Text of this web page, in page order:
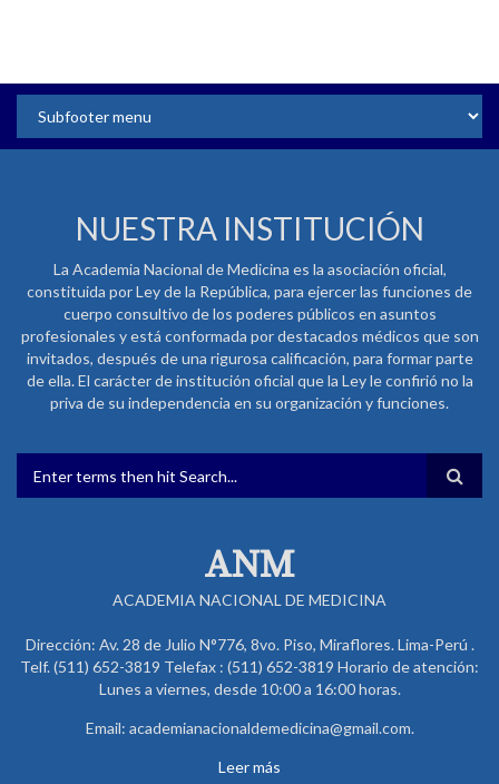
NUESTRA INSTITUCIÓN
La Academia Nacional de Medicina es la asociación oficial,
constituida por Ley de la República, para ejercer las funciones de
cuerpo consultivo de los poderes públicos en asuntos
profesionales y está conformada por destacados médicos que son
invitados, después de una rigurosa calificación, para formar parte
de ella. El carácter de institución oficial que la Ley le confirió no la
priva de su independencia en su organización y funciones.
FORMULARIO DE BÚSQUEDA
ANM
ACADEMIA NACIONAL DE MEDICINA
Dirección: Av. 28 de Julio N°776, 8vo. Piso, Miraflores. Lima-Perú .
Telf. (511) 652-3819 Telefax : (511) 652-3819 Horario de atención:
Lunes a viernes, desde 10:00 a 16:00 horas.
Email: academianacionaldemedicina@gmail.com.
Leer más